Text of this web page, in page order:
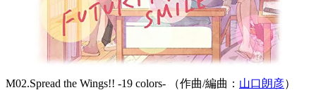
M02.Spread the Wings!! -19 colors- （作曲/編曲： 山口朗彦）